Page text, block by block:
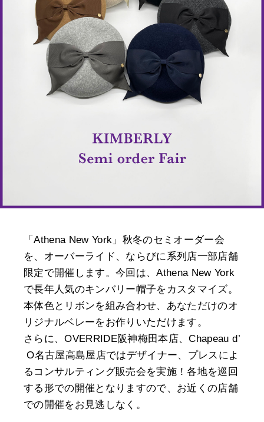
「Athena New York」秋冬のセミオーダー会
を、オーバーライド、ならびに系列店一部店舗
限定で開催します。今回は、Athena New York
で長年人気のキンバリー帽子をカスタマイズ。
本体色とリボンを組み合わせ、あなただけのオ
リジナルベレーをお作りいただけます。
さらに、OVERRIDE阪神梅田本店、Chapeau d’
O名古屋高島屋店ではデザイナー、プレスによ
るコンサルティング販売会を実施！各地を巡回
する形での開催となりますので、お近くの店舗
での開催をお見逃しなく。